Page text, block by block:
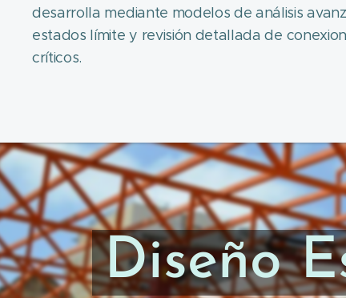
desarrolla mediante modelos de análisis
estados límite y revisión detallada de
críticos.
Diseño